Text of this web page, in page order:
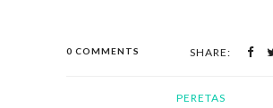
0 COMMENTS SHARE:
PERETAS